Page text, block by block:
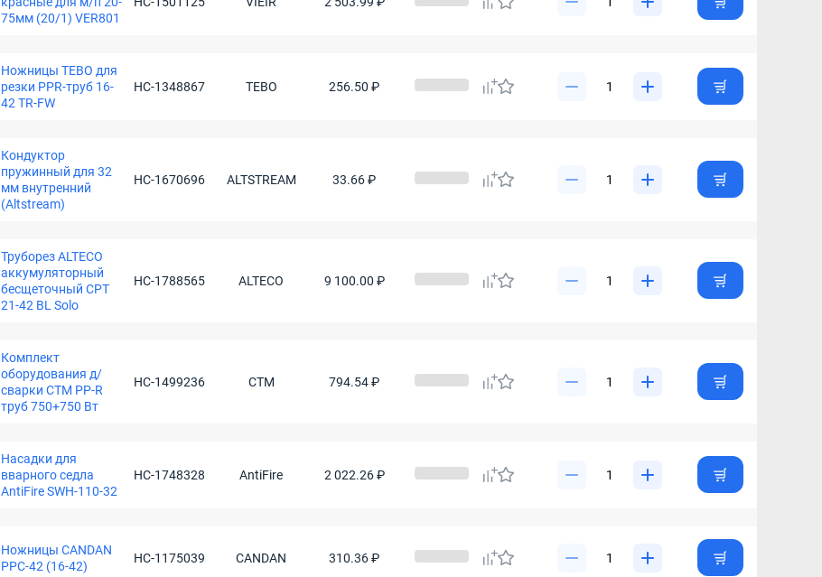
75мм (20/1) VER801
Ножницы TEBO для
резки PPR-труб 16-
42 TR-FW
НС-1348867 TEBO 256.50 ₽
Кондуктор
пружинный для 32
мм внутренний
(Altstream)
НС-1670696 ALTSTREAM 33.66 ₽
Труборез ALTECO
аккумуляторный
бесщеточный СРТ
21-42 BL Solo
НС-1788565 ALTECO 9 100.00 ₽
Комплект
оборудования д/
сварки СТМ PP-R
труб 750+750 Вт
НС-1499236 СТМ 794.54 ₽
Насадки для
вварного седла
AntiFire SWH-110-32
НС-1748328 AntiFire 2 022.26 ₽
Ножницы CANDAN
PPC-42 (16-42)
НС-1175039 CANDAN 310.36 ₽